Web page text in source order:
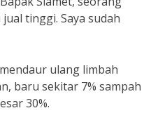
tinggi. Saya sudah
ulang limbah
baru sekitar 7% sampah
30%.